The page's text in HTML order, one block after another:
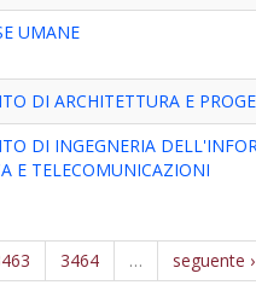
UMANE
DI ARCHITETTURA E
DI INGEGNERIA
E TELECOMUNICAZIONI
3464 … seguente ›